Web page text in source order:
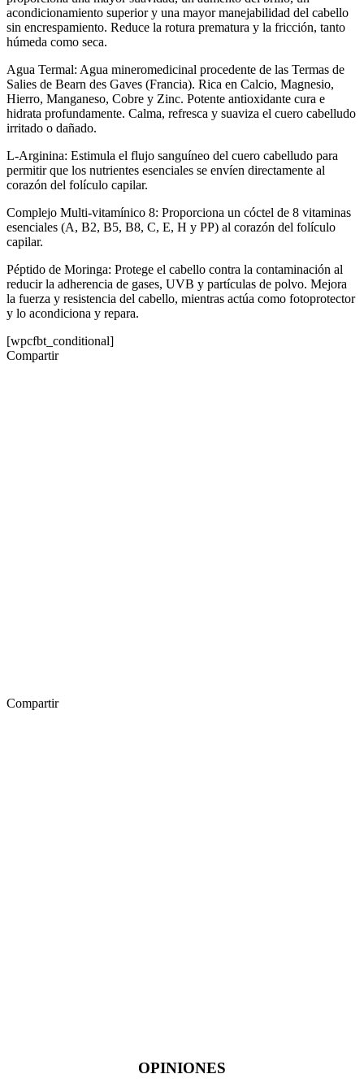
acondicionamiento superior y una mayor manejabilidad del cabello
sin encrespamiento. Reduce la rotura prematura y la fricción, tanto
húmeda como seca.
Agua Termal: Agua mineromedicinal procedente de las Termas de
Salies de Bearn des Gaves (Francia). Rica en Calcio, Magnesio,
Hierro, Manganeso, Cobre y Zinc. Potente antioxidante cura e
hidrata profundamente. Calma, refresca y suaviza el cuero cabelludo
irritado o dañado.
L-Arginina: Estimula el flujo sanguíneo del cuero cabelludo para
permitir que los nutrientes esenciales se envíen directamente al
corazón del folículo capilar.
Complejo Multi-vitamínico 8: Proporciona un cóctel de 8 vitaminas
esenciales (A, B2, B5, B8, C, E, H y PP) al corazón del folículo
capilar.
Péptido de Moringa: Protege el cabello contra la contaminación al
reducir la adherencia de gases, UVB y partículas de polvo. Mejora
la fuerza y resistencia del cabello, mientras actúa como fotoprotector
y lo acondiciona y repara.
[wpcfbt_conditional]
Compartir
Compartir
OPINIONES